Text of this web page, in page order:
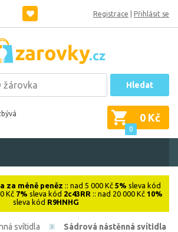
Registrace Přihlásit se
Hledat
0
0 Kč
za méně peněz :: nad 5 000 Kč 5% sleva kód
Kč 7% sleva kód 2c43RR :: nad 20 000 Kč 10%
sleva kód R9HNHG
svítidla Sádrová nástěnná svítidla